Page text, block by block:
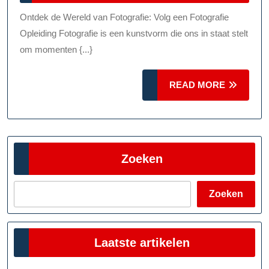
Schrijf
In
Voor
Een
2025
Ontdek de Wereld van Fotografie: Volg een Fotografie
Opleiding Fotografie is een kunstvorm die ons in staat stelt
om momenten {...}
READ MORE
MORE
Zoeken
Zoeken
Laatste artikelen